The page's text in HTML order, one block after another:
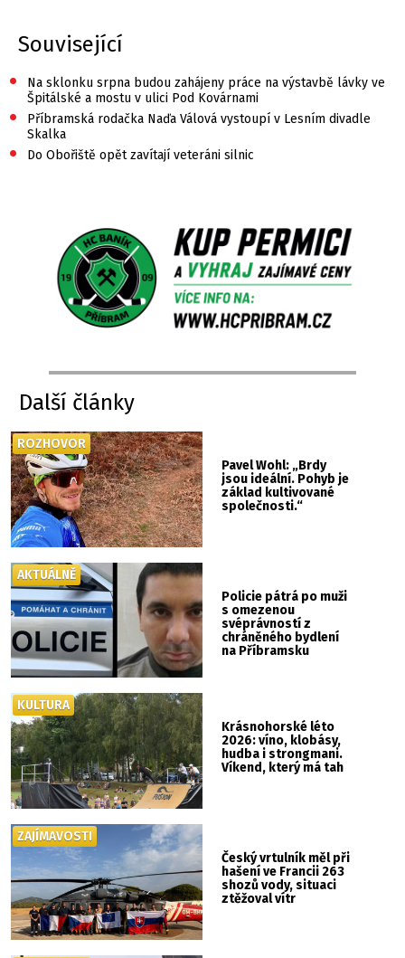
Související
•
Na sklonku srpna budou zahájeny práce na výstavbě lávky ve
Špitálské a mostu v ulici Pod Kovárnami
•
Příbramská rodačka Naďa Válová vystoupí v Lesním divadle
Skalka
• Do Obořiště opět zavítají veteráni silnic
Další články
Pavel Wohl: „Brdy
jsou ideální. Pohyb je
základ kultivované
společnosti.“
ROZHOVOR
Policie pátrá po muži
s omezenou
svéprávností z
chráněného bydlení
na Příbramsku
AKTUÁLNĚ
Krásnohorské léto
2026: víno, klobásy,
hudba i strongmani.
Víkend, který má tah
KULTURA
Český vrtulník měl při
hašení ve Francii 263
shozů vody, situaci
ztěžoval vítr
ZAJÍMAVOSTI